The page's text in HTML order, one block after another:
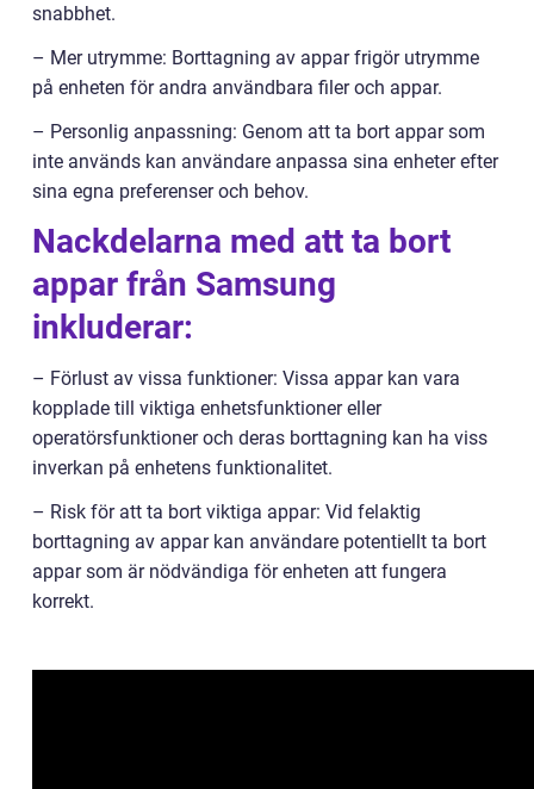
snabbhet.
– Mer utrymme: Borttagning av appar frigör utrymme
på enheten för andra användbara filer och appar.
– Personlig anpassning: Genom att ta bort appar som
inte används kan användare anpassa sina enheter efter
sina egna preferenser och behov.
Nackdelarna med att ta bort
appar från Samsung
inkluderar:
– Förlust av vissa funktioner: Vissa appar kan vara
kopplade till viktiga enhetsfunktioner eller
operatörsfunktioner och deras borttagning kan ha viss
inverkan på enhetens funktionalitet.
– Risk för att ta bort viktiga appar: Vid felaktig
borttagning av appar kan användare potentiellt ta bort
appar som är nödvändiga för enheten att fungera
korrekt.